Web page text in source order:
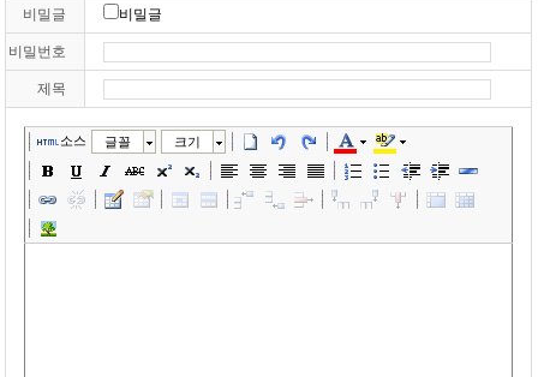
비밀글 비밀글
비밀번호
제목
소스 글꼴 크기